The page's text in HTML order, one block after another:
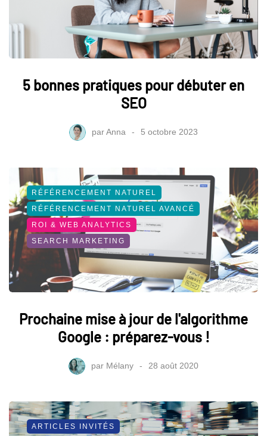
5 bonnes pratiques pour débuter en
SEO
parAnna 5 octobre 2023
RÉFÉRENCEMENT NATUREL
RÉFÉRENCEMENT NATUREL AVANCÉ
ROI & WEB ANALYTICS
SEARCH MARKETING
Prochaine mise à jour de l'algorithme
Google : préparez-vous !
par Mélany 28 août 2020
ARTICLES INVITÉS